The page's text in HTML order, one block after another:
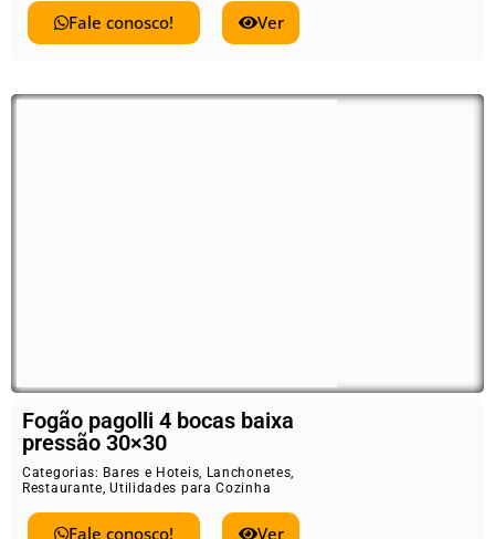
Fale conosco! Ver
Fogão pagolli 4 bocas baixa
pressão 30×30
Categorias: Bares e Hoteis, Lanchonetes,
Restaurante,Utilidades para Cozinha
Fale conosco! Ver